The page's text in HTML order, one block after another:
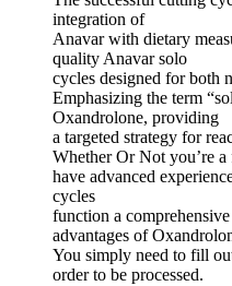
integration of
Anavar with dietary
quality Anavar solo
cycles designed for both
Emphasizing the term
Oxandrolone, providing
a targeted strategy for
Whether Or Not you’re
have advanced
cycles
function a
advantages of
You simply need to fill
order to be processed.